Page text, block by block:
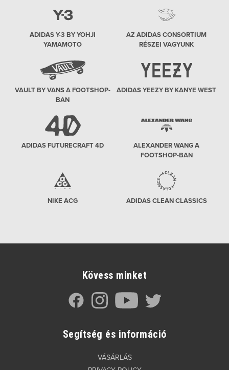
ADIDAS Y-3 BY YOHJI
YAMAMOTO
AZ ADIDAS CONSORTIUM
RÉSZEI VAGYUNK
VAULT BY VANS A FOOTSHOP-
BAN
ADIDAS YEEZY BY KANYE WEST
ADIDAS FUTURECRAFT 4D
ALEXANDER WANG A
FOOTSHOP-BAN
NIKE ACG ADIDAS CLEAN CLASSICS
Kövess minket
Segítség és információ
VÁSÁRLÁS